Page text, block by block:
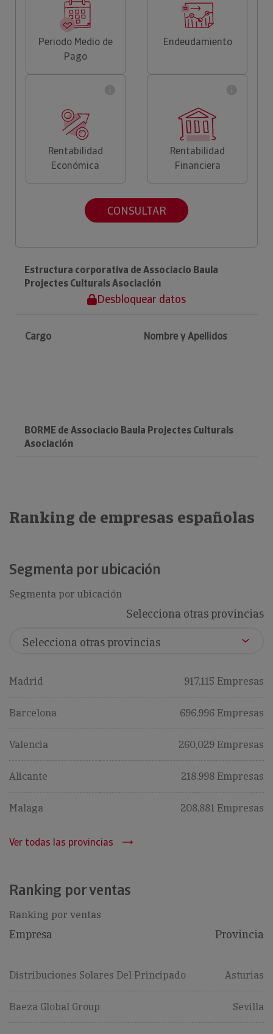
Periodo Medio de
Pago
Endeudamiento
Rentabilidad
Económica
Rentabilidad
Financiera
CONSULTAR
Estructura corporativa de Associacio Baula
Projectes Culturals Asociación
Desbloquear datos
Cargo Nombre y Apellidos
BORME de Associacio Baula Projectes Culturals
Asociación
Ranking de empresas españolas
Segmenta por ubicación
Segmenta por ubicación
Selecciona otras provincias
Madrid 917,115 Empresas
Barcelona 696,996 Empresas
Valencia 260,029 Empresas
Alicante 218,998 Empresas
Malaga 208,881 Empresas
Ver todas las provincias
Ranking por ventas
Ranking por ventas
Empresa Provincia
Distribuciones Solares Del Principado Asturias
Baeza Global Group Sevilla